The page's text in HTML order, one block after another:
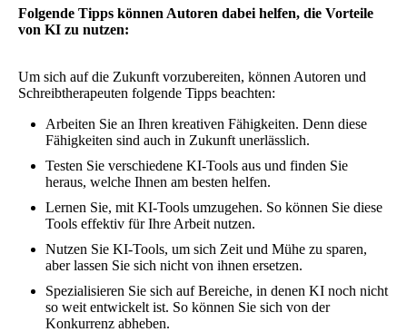
Folgende Tipps können Autoren dabei helfen, die Vorteile
von KI zu nutzen:
Um sich auf die Zukunft vorzubereiten, können Autoren und
Schreibtherapeuten folgende Tipps beachten:
Arbeiten Sie an Ihren kreativen Fähigkeiten. Denn diese
Fähigkeiten sind auch in Zukunft unerlässlich.
Testen Sie verschiedene KI-Tools aus und finden Sie
heraus, welche Ihnen am besten helfen.
Lernen Sie, mit KI-Tools umzugehen. So können Sie diese
Tools effektiv für Ihre Arbeit nutzen.
Nutzen Sie KI-Tools, um sich Zeit und Mühe zu sparen,
aber lassen Sie sich nicht von ihnen ersetzen.
Spezialisieren Sie sich auf Bereiche, in denen KI noch nicht
so weit entwickelt ist. So können Sie sich von der
Konkurrenz abheben.